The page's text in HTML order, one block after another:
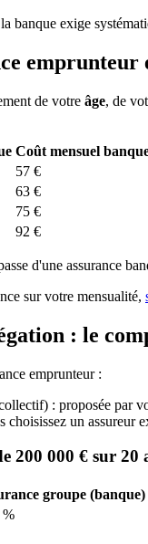
banque exige
emprunteur
de votre âge, de
Coût mensuel
57 €
63 €
75 €
92 €
d'une assurance
sur votre mensualité,
: le
emprunteur :
: proposée par
choisissez un assureur
200 000 € sur 20
groupe (banque)
%